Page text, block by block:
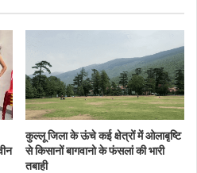
कुल्लू जिला के ऊंचे कई क्षेत्रों में ओलाबृष्टि
से किसानों बागवानो के फंसलां की भारी
तबाही